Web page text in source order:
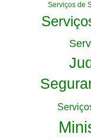
Serviços de